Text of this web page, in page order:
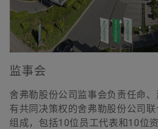
监事会
舍弗勒股份公司监事会负责任命
有共同决策权的舍弗勒股份公司
组成，包括10位员工代表和10位资